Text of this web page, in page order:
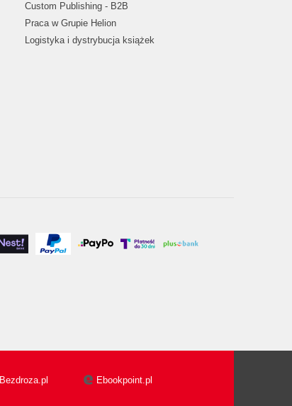
Custom Publishing - B2B
Praca w Grupie Helion
Logistyka i dystrybucja książek
Bezdroza.pl Ebookpoint.pl